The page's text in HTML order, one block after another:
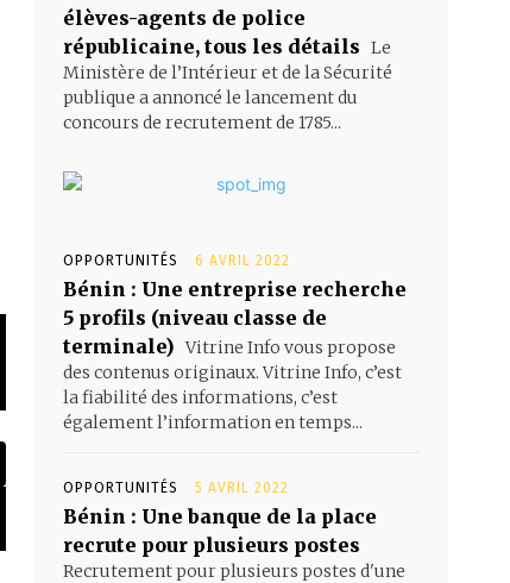
élèves-agents de police
républicaine, tous les détails Le
Ministère de l’Intérieur et de la Sécurité
publique a annoncé le lancement du
concours de recrutement de 1785...
OPPORTUNITÉS 6 AVRIL 2022
Bénin : Une entreprise recherche
5 profils (niveau classe de
terminale) Vitrine Info vous propose
des contenus originaux. Vitrine Info, c’est
la fiabilité des informations, c’est
également l’information en temps...
OPPORTUNITÉS 5 AVRIL 2022
Bénin : Une banque de la place
recrute pour plusieurs postes
Recrutement pour plusieurs postes d'une